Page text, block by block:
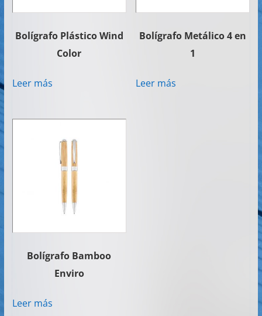
Bolígrafo Plástico Wind
Color
Leer más
Bolígrafo Metálico 4 en
1
Leer más
Bolígrafo Bamboo
Enviro
Leer más